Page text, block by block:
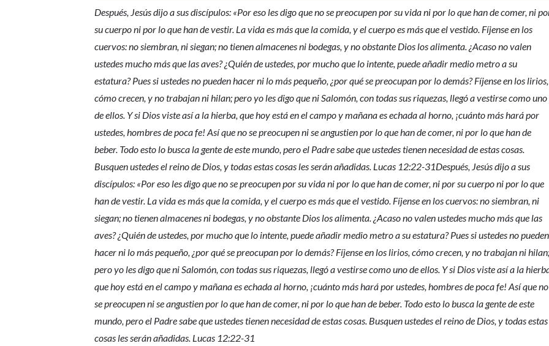
Después, Jesús dijo a sus discípulos: «Por eso les digo que no se preocupen por su vida ni por lo que han de comer, ni
su cuerpo ni por lo que han de vestir. La vida es más que la comida, y el cuerpo es más que el vestido. Fíjense en los
cuervos: no siembran, ni siegan; no tienen almacenes ni bodegas, y no obstante Dios los alimenta. ¿Acaso no valen
ustedes mucho más que las aves? ¿Quién de ustedes, por mucho que lo intente, puede añadir medio metro a su
estatura? Pues si ustedes no pueden hacer ni lo más pequeño, ¿por qué se preocupan por lo demás? Fíjense en los lirios,
cómo crecen, y no trabajan ni hilan; pero yo les digo que ni Salomón, con todas sus riquezas, llegó a vestirse como uno
de ellos. Y si Dios viste así a la hierba, que hoy está en el campo y mañana es echada al horno, ¡cuánto más hará por
ustedes, hombres de poca fe! Así que no se preocupen ni se angustien por lo que han de comer, ni por lo que han de
beber. Todo esto lo busca la gente de este mundo, pero el Padre sabe que ustedes tienen necesidad de estas cosas.
Busquen ustedes el reino de Dios, y todas estas cosas les serán añadidas. Lucas 12:22-31Después, Jesús dijo a sus
discípulos: «Por eso les digo que no se preocupen por su vida ni por lo que han de comer, ni por su cuerpo ni por lo que
han de vestir. La vida es más que la comida, y el cuerpo es más que el vestido. Fíjense en los cuervos: no siembran, ni
siegan; no tienen almacenes ni bodegas, y no obstante Dios los alimenta. ¿Acaso no valen ustedes mucho más que las
aves? ¿Quién de ustedes, por mucho que lo intente, puede añadir medio metro a su estatura? Pues si ustedes no pueden
hacer ni lo más pequeño, ¿por qué se preocupan por lo demás? Fíjense en los lirios, cómo crecen, y no trabajan ni
pero yo les digo que ni Salomón, con todas sus riquezas, llegó a vestirse como uno de ellos. Y si Dios viste así a la
que hoy está en el campo y mañana es echada al horno, ¡cuánto más hará por ustedes, hombres de poca fe! Así que no
se preocupen ni se angustien por lo que han de comer, ni por lo que han de beber. Todo esto lo busca la gente de este
mundo, pero el Padre sabe que ustedes tienen necesidad de estas cosas. Busquen ustedes el reino de Dios, y todas estas
cosas les serán añadidas. Lucas 12:22-31